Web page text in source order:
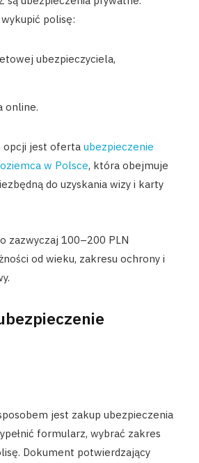
polisę:
ubezpieczyciela,
online.
opcji jest oferta ubezpieczenie
w Polsce, która obejmuje
do uzyskania wizy i karty
zazwyczaj 100–200 PLN
od wieku, zakresu ochrony i
jest zakup ubezpieczenia
formularz, wybrać zakres
Dokument potwierdzający